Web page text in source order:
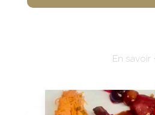
En savoir